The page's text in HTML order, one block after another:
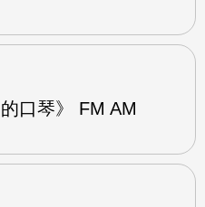
口琴》 FM AM